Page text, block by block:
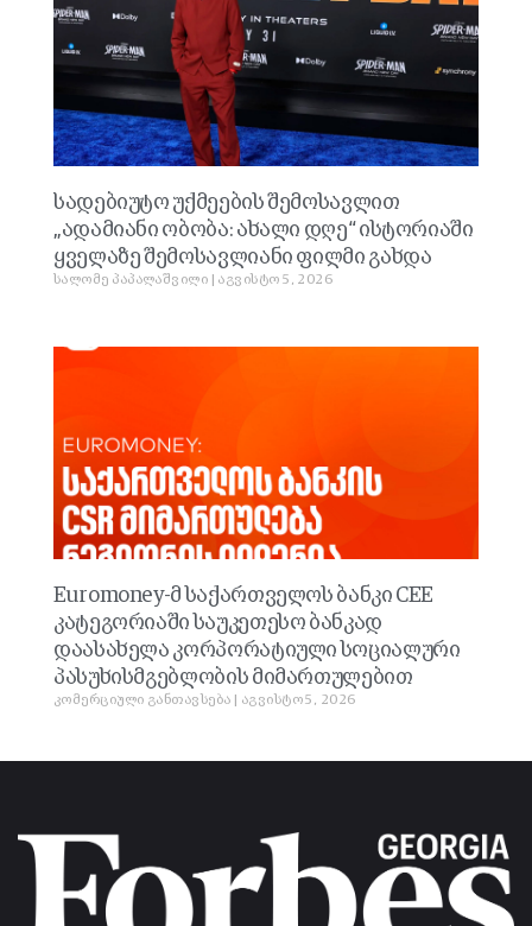
სადებიუტო უქმეების შემოსავლით
„ადამიანი ობობა: ახალი დღე“ ისტორიაში
ყველაზე შემოსავლიანი ფილმი გახდა
სალომე პაპალაშვილი აგვისტო 5, 2026
Euromoney-მ საქართველოს ბანკი CEE
კატეგორიაში საუკეთესო ბანკად
დაასახელა კორპორატიული სოციალური
პასუხისმგებლობის მიმართულებით
კომერციული განთავსება აგვისტო 5, 2026